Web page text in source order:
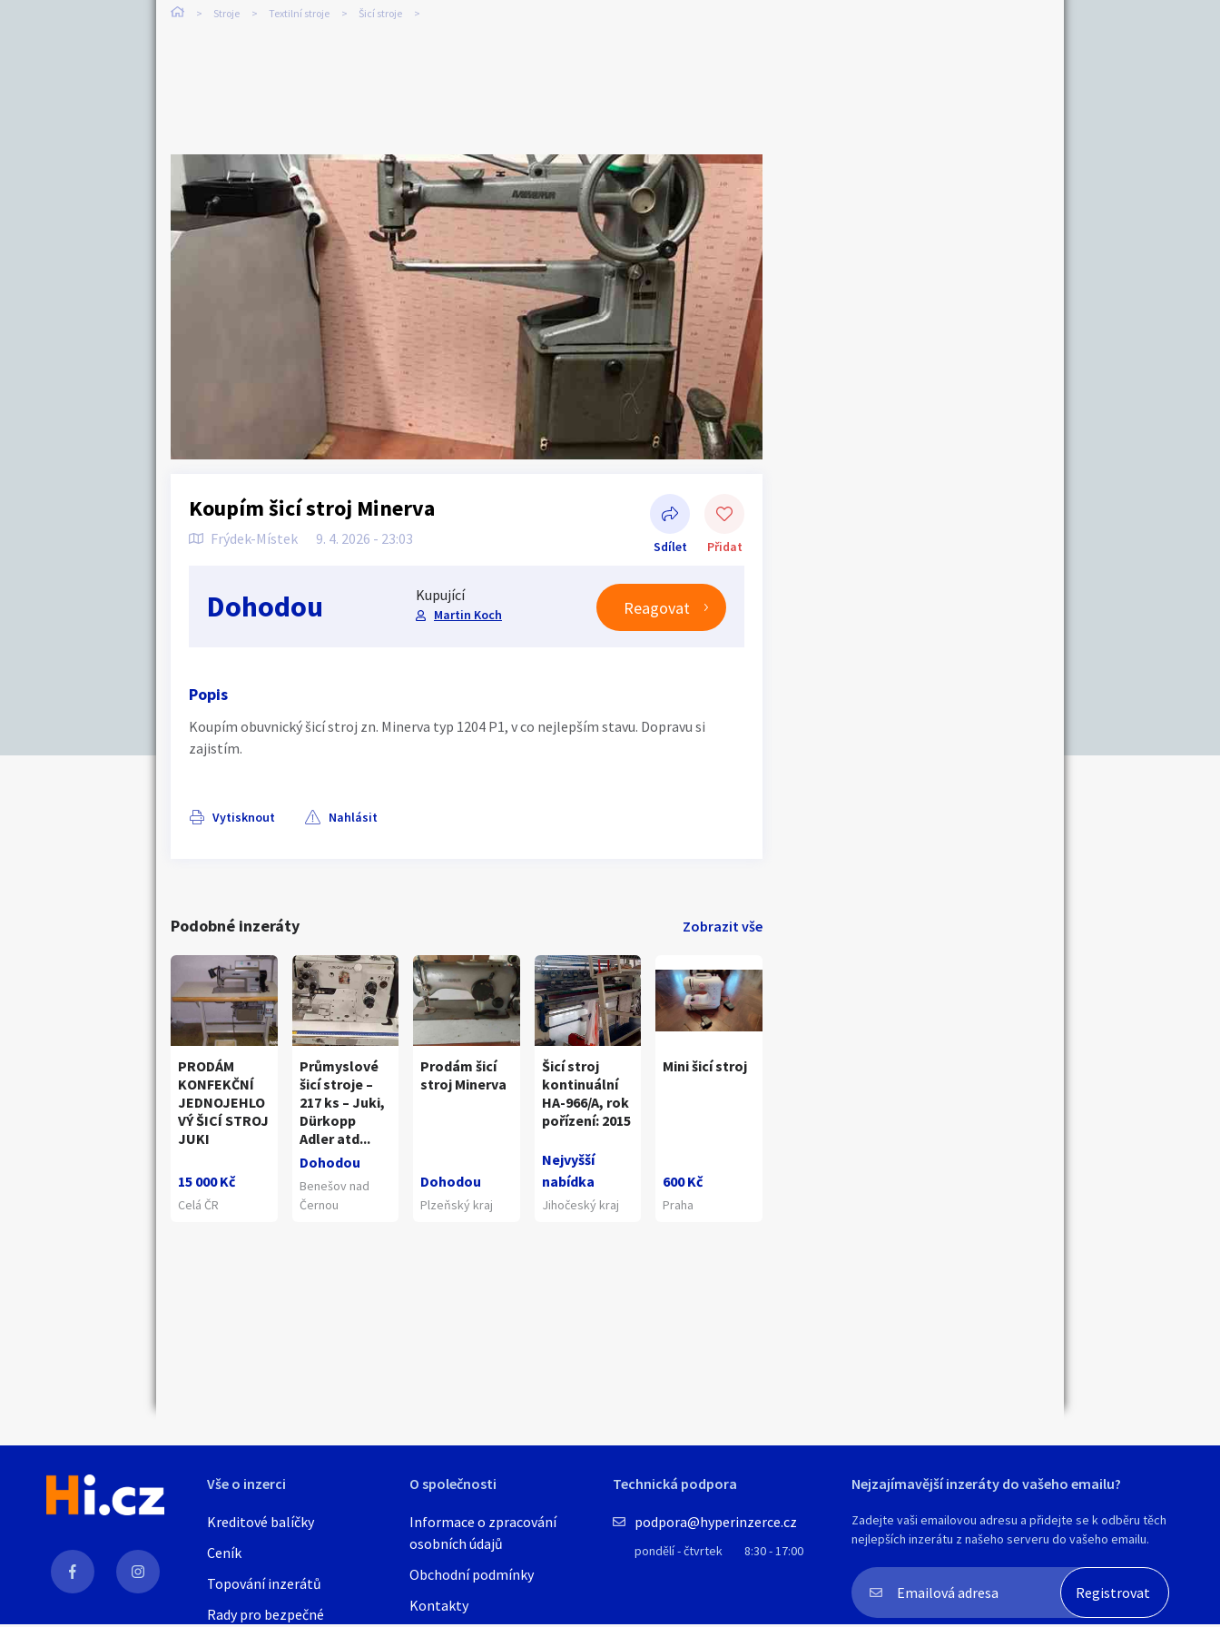
Stroje Textilní stroje Šicí stroje
Koupím šicí stroj Minerva
Frýdek-Místek 9. 4. 2026 - 23:03 Sdílet Přidat
Sdílet na Facebooku
Dohodou Kupující
Martin Koch Reagovat
Popis
Koupím obuvnický šicí stroj zn. Minerva typ 1204 P1, v co nejlepším stavu. Dopravu si
zajistím.
Vytisknout Nahlásit
Podobné inzeráty Zobrazit vše
PRODÁM
KONFEKČNÍ
JEDNOJEHLO
VÝ ŠICÍ STROJ
JUKI
15 000 Kč
Celá ČR
Průmyslové
šicí stroje –
217 ks – Juki,
Dürkopp
Adler atd...
Dohodou
Benešov nad
Černou
Prodám šicí
stroj Minerva
Dohodou
Plzeňský kraj
Šicí stroj
kontinuální
HA-966/A, rok
pořízení: 2015
Nejvyšší
nabídka
Jihočeský kraj
Mini šicí stroj
600 Kč
Praha
Vše o inzerci
Kreditové balíčky
Ceník
Topování inzerátů
Rady pro bezpečné
O společnosti
Informace o zpracování
osobních údajů
Obchodní podmínky
Kontakty
Technická podpora
podpora@hyperinzerce.cz
pondělí - čtvrtek 8:30 - 17:00
Nejzajímavější inzeráty do vašeho emailu?
Zadejte vaši emailovou adresu a přidejte se k odběru těch
nejlepších inzerátu z našeho serveru do vašeho emailu.